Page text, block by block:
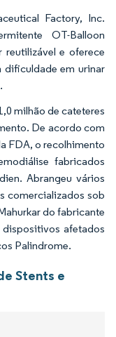
Factory, Inc.
OT-Balloon
e oferece
dificuldade em urinar
milhão de cateteres
De acordo com
FDA, o recolhimento
fabricados
Abrangeu vários
comercializados sob
do fabricante
afetados
Palindrome.
Stents e